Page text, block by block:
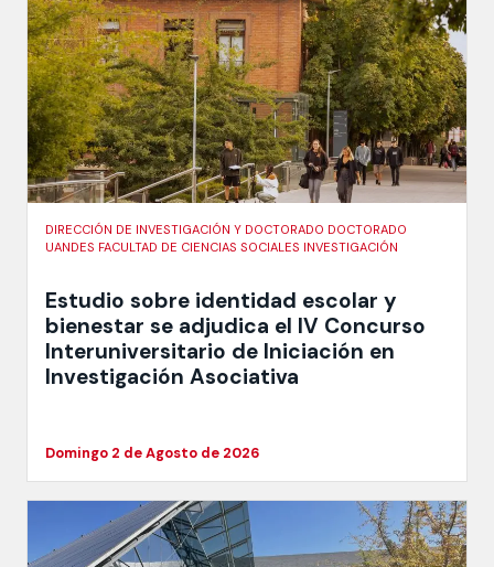
DIRECCIÓN DE INVESTIGACIÓN Y DOCTORADO DOCTORADO
UANDES FACULTAD DE CIENCIAS SOCIALES INVESTIGACIÓN
Estudio sobre identidad escolar y
bienestar se adjudica el IV Concurso
Interuniversitario de Iniciación en
Investigación Asociativa
Domingo 2 de Agosto de 2026